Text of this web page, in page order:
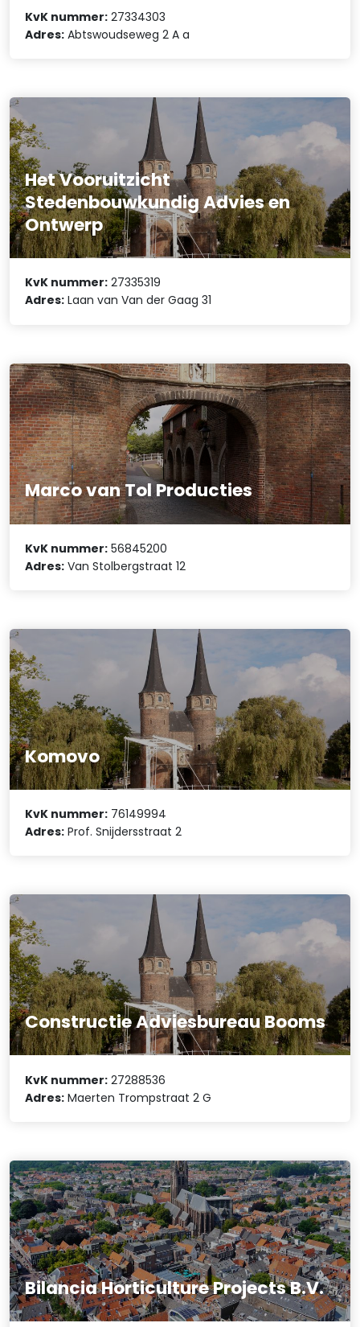
KvK nummer: 27334303
Adres: Abtswoudseweg 2 A a
Het Vooruitzicht
Stedenbouwkundig Advies en
Ontwerp
KvK nummer: 27335319
Adres: Laan van Van der Gaag 31
Marco van Tol Producties
KvK nummer: 56845200
Adres: Van Stolbergstraat 12
Komovo
KvK nummer: 76149994
Adres: Prof. Snijdersstraat 2
Constructie Adviesbureau Booms
KvK nummer: 27288536
Adres: Maerten Trompstraat 2 G
Bilancia Horticulture Projects B.V.